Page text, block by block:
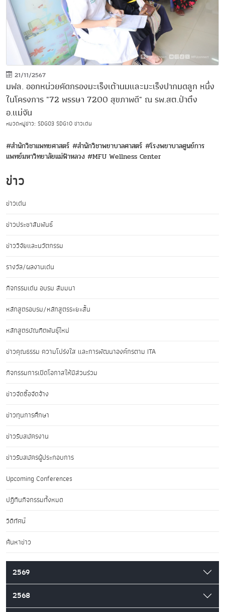
21/11/2567
มฟล. ออกหน่วยคัดกรองมะเร็งเต้านมและมะเร็งปากมดลูก หนึ่ง
ในโครงการ "72 พรรษา 7200 สุขภาพดี" ณ รพ.สต.ป่าตึง
อ.แม่จัน
หมวดหมู่ข่าว: SDG03 SDG10 ข่าวเด่น
#สำนักวิชาแพทยศาสตร์ #สำนักวิชาพยาบาลศาสตร์ #โรงพยาบาลศูนย์การ
แพทย์มหาวิทยาลัยแม่ฟ้าหลวง #MFU Wellness Center
ข่าว
ข่าวเด่น
ข่าวประชาสัมพันธ์
ข่าววิจัยและนวัตกรรม
รางวัล/ผลงานเด่น
กิจกรรมเด่น อบรม สัมมนา
หลักสูตรอบรม/หลักสูตรระยะสั้น
หลักสูตรบัณฑิตพันธุ์ใหม่
ข่าวคุณธรรม ความโปร่งใส และการพัฒนาองค์กรตาม ITA
กิจกรรมการเปิดโอกาสให้มีส่วนร่วม
ข่าวจัดซื้อจัดจ้าง
ข่าวทุนการศึกษา
ข่าวรับสมัครงาน
ข่าวรับสมัครผู้ประกอบการ
Upcoming Conferences
ปฏิทินกิจกรรมทั้งหมด
วิดีทัศน์
ค้นหาข่าว
2569
2568